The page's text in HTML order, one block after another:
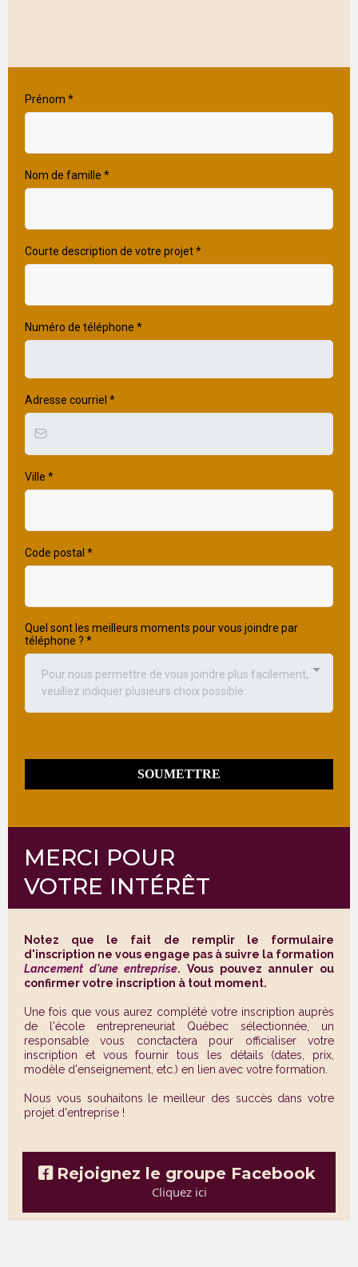
Prénom *
Nom de famille *
Courte description de votre projet*
Numéro de téléphone *
Adresse courriel *
Ville *
Code postal *
Quel sont les meilleurs moments pour vous joindre par
téléphone ? *
Pour nous permettre de vous joindre plus facilement,
veuillez indiquer plusieurs choix possible
SOUMETTRE
MERCI POUR
VOTRE INTÉRÊT
Notez que le fait de remplir le formulaire
d'inscription ne vous engage pas à suivre la formation
Lancement d'une entreprise. Vous pouvez annuler ou
confirmer votre inscription à tout moment.
Une fois que vous aurez complété votre inscription auprès
de l'école entrepreneuriat Québec sélectionnée, un
responsable vous conctactera pour officialiser votre
inscription et vous fournir tous les détails (dates, prix,
modèle d'enseignement, etc.) en lien avec votre formation.
Nous vous souhaitons le meilleur des succès dans votre
projet d'entreprise !
Rejoignez le groupe Facebook
Cliquez ici